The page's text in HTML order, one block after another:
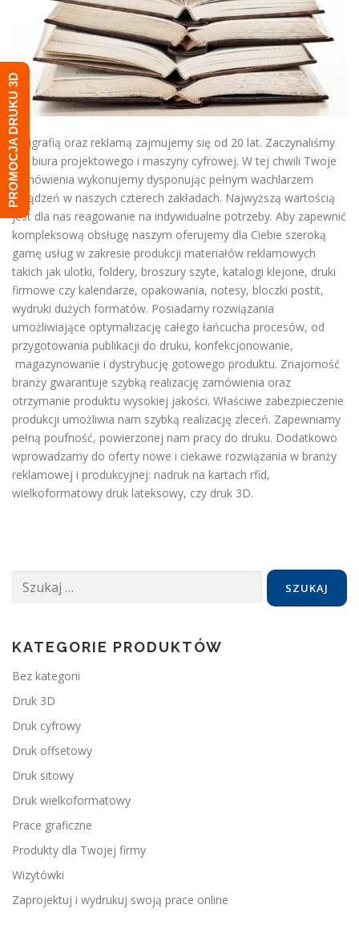
Poligrafią oraz reklamą zajmujemy się od 20 lat. Zaczynaliśmy
od biura projektowego i maszyny cyfrowej. W tej chwili Twoje
zamówienia wykonujemy dysponując pełnym wachlarzem
urządzeń w naszych czterech zakładach. Najwyższą wartością
jest dla nas reagowanie na indywidualne potrzeby. Aby zapewnić
kompleksową obsługę naszym oferujemy dla Ciebie szeroką
gamę usług w zakresie produkcji materiałów reklamowych
takich jak ulotki, foldery, broszury szyte, katalogi klejone, druki
firmowe czy kalendarze, opakowania, notesy, bloczki postit,
wydruki dużych formatów. Posiadamy rozwiązania
umożliwiające optymalizację całego łańcucha procesów, od
przygotowania publikacji do druku, konfekcjonowanie,
magazynowanie i dystrybucję gotowego produktu. Znajomość
branży gwarantuje szybką realizację zamówienia oraz
otrzymanie produktu wysokiej jakości. Właściwe zabezpieczenie
produkcji umożliwia nam szybką realizację zleceń. Zapewniamy
pełną poufność, powierzonej nam pracy do druku. Dodatkowo
wprowadzamy do oferty nowe i ciekawe rozwiązania w branży
reklamowej i produkcyjnej: nadruk na kartach rfid,
wielkoformatowy druk lateksowy, czy druk 3D.
Szukaj:
KATEGORIE PRODUKTÓW
Bez kategorii
Druk 3D
Druk cyfrowy
Druk offsetowy
Druk sitowy
Druk wielkoformatowy
Prace graficzne
Produkty dla Twojej firmy
Wizytówki
Zaprojektuj i wydrukuj swoją prace online
PROMOCJA DRUKU 3D